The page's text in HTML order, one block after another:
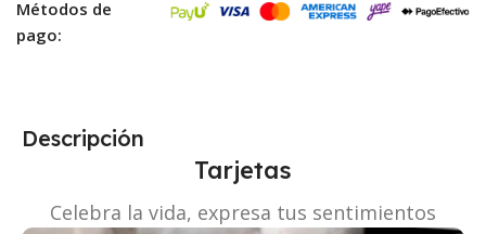
Métodos de
pago:
Descripción
Tarjetas
Celebra la vida, expresa tus sentimientos